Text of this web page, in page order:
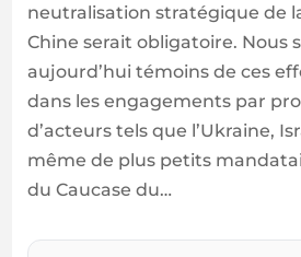
neutralisation stratégique de
Chine serait obligatoire. Nous
aujourd’hui témoins de ces
dans les engagements par
d’acteurs tels que l’Ukraine,
même de plus petits
du Caucase du…